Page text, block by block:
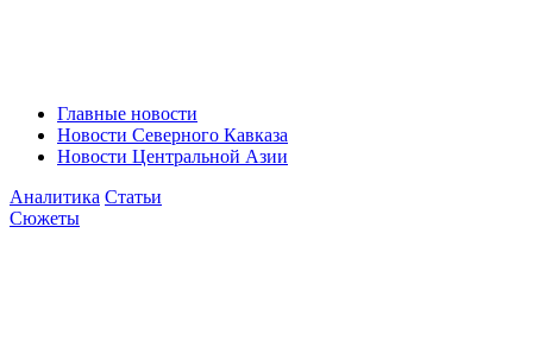
Главные новости
Новости Северного Кавказа
Новости Центральной Азии
Аналитика Статьи
Сюжеты